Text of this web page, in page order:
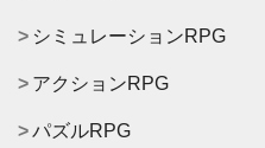
シミュレーションRPG
アクションRPG
パズルRPG